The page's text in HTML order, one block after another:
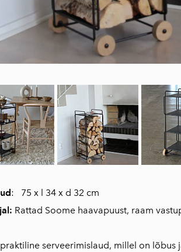
: 75 x l 34 x d 32 cm
Rattad Soome haavapuust, raam
serveerimislaud, millel on lõbus